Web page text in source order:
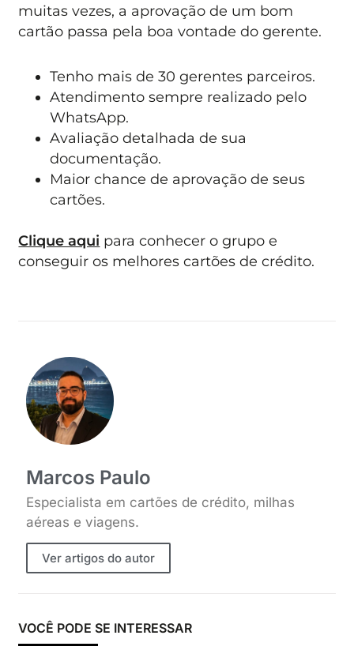
muitas vezes, a aprovação de um bom
cartão passa pela boa vontade do gerente.
Tenho mais de 30 gerentes parceiros.
Atendimento sempre realizado pelo
WhatsApp.
Avaliação detalhada de sua
documentação.
Maior chance de aprovação de seus
cartões.
Clique aqui para conhecer o grupo e
conseguir os melhores cartões de crédito.
Marcos Paulo
Especialista em cartões de crédito, milhas
aéreas e viagens.
Ver artigos do autor
VOCÊ PODE SE INTERESSAR